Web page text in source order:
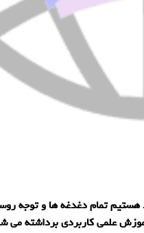
تمام دغدغه ها و توجه
علمی کاربردی برداشته می